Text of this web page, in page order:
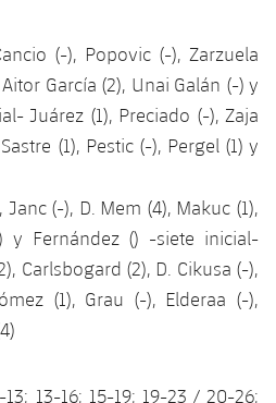
(-), Popovic (-), Zarzuela
García (2), Unai Galán (-) y
Juárez (1), Preciado (-), Zaja
(1), Pestic (-), Pergel (1) y
(-), D. Mem (4), Makuc (1),
y Fernández () -siete inicial-
Carlsbogard (2), D. Cikusa (-),
(1), Grau (-), Elderaa (-),
13-16; 15-19; 19-23 / 20-26;